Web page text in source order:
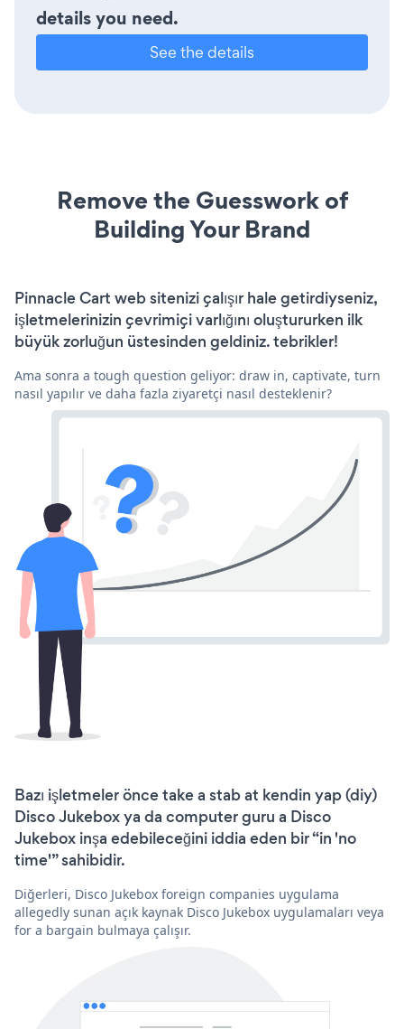
details you need.
See the details
Remove the Guesswork of
Building Your Brand
Pinnacle Cart web sitenizi çalışır hale getirdiyseniz,
işletmelerinizin çevrimiçi varlığını oluştururken ilk
büyük zorluğun üstesinden geldiniz. tebrikler!
Ama sonra a tough question geliyor: draw in, captivate, turn
nasıl yapılır ve daha fazla ziyaretçi nasıl desteklenir?
Bazı işletmeler önce take a stab at kendin yap (diy)
Disco Jukebox ya da computer guru a Disco
Jukebox inşa edebileceğini iddia eden bir “in 'no
time'” sahibidir.
Diğerleri, Disco Jukebox foreign companies uygulama
allegedly sunan açık kaynak Disco Jukebox uygulamaları veya
for a bargain bulmaya çalışır.